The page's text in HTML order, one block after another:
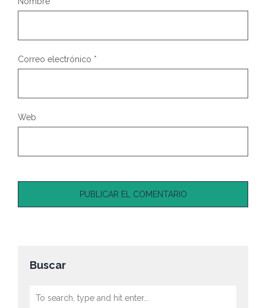
Correo electrónico *
Web
Buscar